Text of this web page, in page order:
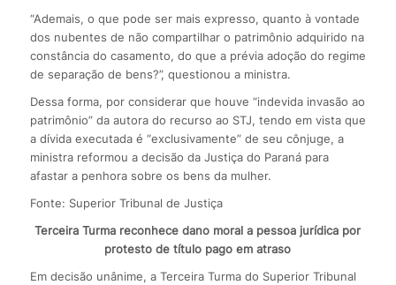
“Ademais, o que pode ser mais expresso, quanto à vontade
dos nubentes de não compartilhar o patrimônio adquirido na
constância do casamento, do que a prévia adoção do regime
de separação de bens?”, questionou a ministra.
Dessa forma, por considerar que houve “indevida invasão ao
patrimônio” da autora do recurso ao STJ, tendo em vista que
a dívida executada é “exclusivamente” de seu cônjuge, a
ministra reformou a decisão da Justiça do Paraná para
afastar a penhora sobre os bens da mulher.
Fonte: Superior Tribunal de Justiça
Terceira Turma reconhece dano moral a pessoa jurídica por
protesto de título pago em atraso
Em decisão unânime, a Terceira Turma do Superior Tribunal